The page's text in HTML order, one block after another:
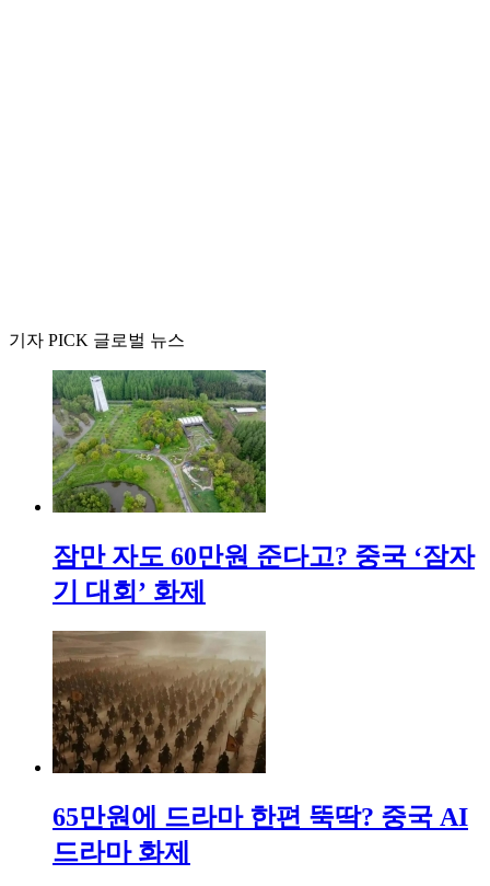
기자 PICK 글로벌 뉴스
잠만 자도 60만원 준다고? 중국 ‘잠자
기 대회’ 화제
65만원에 드라마 한편 뚝딱? 중국 AI
드라마 화제